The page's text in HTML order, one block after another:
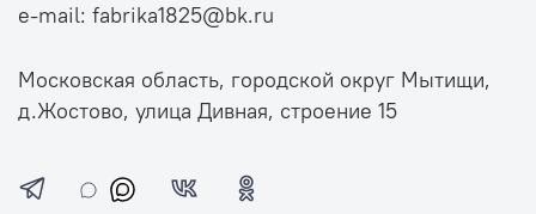
e-mail: fabrika1825@bk.ru
Московская область, городской округ Мытищи,
д.Жостово, улица Дивная, строение 15